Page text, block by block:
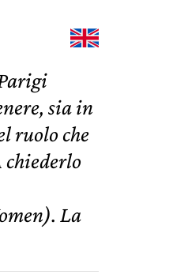
sia in
ruolo che
chiederlo
La